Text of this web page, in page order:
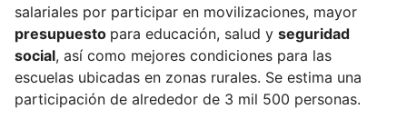
salariales por participar en movilizaciones, mayor
presupuesto para educación, salud y seguridad
social, así como mejores condiciones para las
escuelas ubicadas en zonas rurales. Se estima una
participación de alrededor de 3 mil 500 personas.